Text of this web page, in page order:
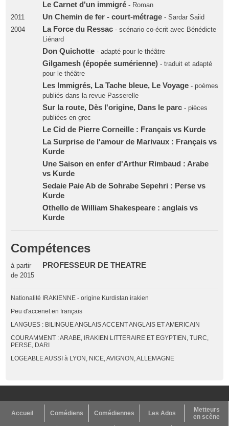
Le Carnet d'un immigré - Roman
2011
Un Chemin de fer - court-métrage- Sardar Saiid
2004
La Force du Ressac - scénario co-écrit avec Bénédicte
Liénard
Don Quichotte - adapté pour le théâtre
Gilgamesh (épopée sumérienne)- traduit et adapté
pour le théâtre
Les Immigrés, La Tache bleue, Le Voyage- poèmes
publiés dans la revue Passerelle
Sur la route, Dès l'origine, Dans le parc- pièces
publiées en grec
Le Cid de Pierre Corneille : Français vs Kurde
La Surprise de l'amour de Marivaux : Français vs
Kurde
Une Saison en enfer d'Arthur Rimbaud : Arabe
vs Kurde
Sedaie Paie Ab de Sohrabe Sepehri : Perse vs
Kurde
Othello de William Shakespeare : anglais vs
Kurde
Compétences
à partir
de 2015
PROFESSEUR DE THEATRE
Nationalité IRAKIENNE - origine Kurdistan irakien
Peu d'accenet en français
LANGUES : BILINGUE ANGLAIS ACCENT ANGLAIS ET AMERICAIN
COURAMMENT : ARABE, IRAKIEN LITTERAIRE ET EGYPTIEN, TURC,
PERSE, DARI
LOGEABLE AUSSI à LYON, NICE, AVIGNON, ALLEMAGNE
Accueil Comédiens Comédiennes Les Ados
Metteurs
en scène